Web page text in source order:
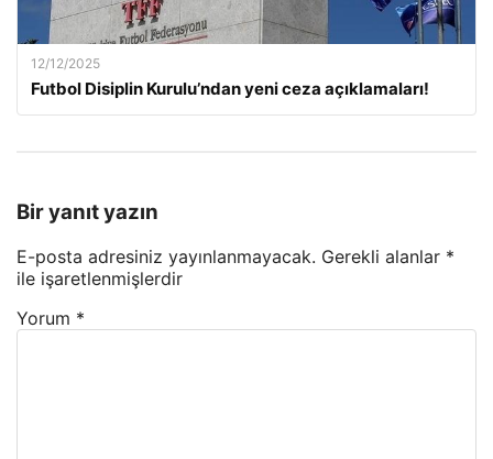
12/12/2025
Futbol Disiplin Kurulu’ndan yeni ceza açıklamaları!
Bir yanıt yazın
E-posta adresiniz yayınlanmayacak. Gerekli alanlar *
ile işaretlenmişlerdir
Yorum *